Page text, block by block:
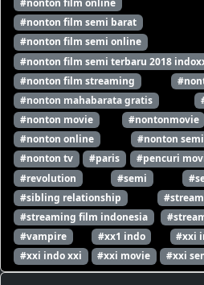
#nonton film online
#nonton film semi barat
#nonton film semi online
#nonton film semi terbaru 2018
#nonton film streaming
#nonton mahabarata gratis
#nonton movie
#nontonmovie
#nonton online
#nonton semi
#nonton tv
#paris #pencuri
#revolution
#semi
#sibling relationship
#streaming film indonesia
#vampire
#xx1 indo #xxi
#xxi indo xxi
#xxi movie #xxi